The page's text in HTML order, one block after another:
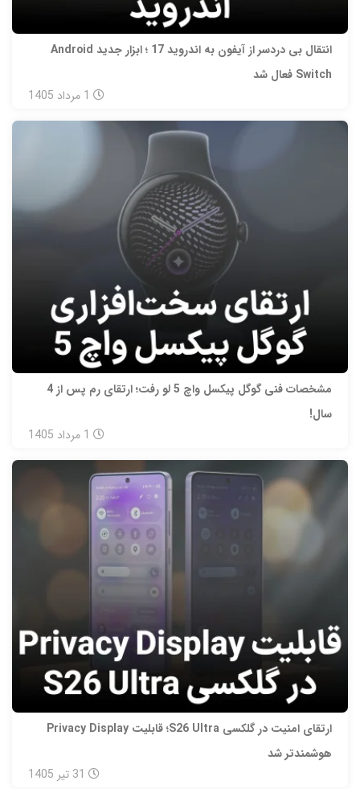
انتقال بی‌ دردسر از آیفون به اندروید 17 ؛ ابزار جدید Android
Switch فعال شد
1 مرداد 1405
مشخصات فنی گوگل پیکسل واچ 5 لو رفت؛ ارتقای رم پس از 4
سال!
1 مرداد 1405
ارتقای امنیت در گلکسی S26 Ultra؛ قابلیت Privacy Display
هوشمندتر شد
31 تیر 1405